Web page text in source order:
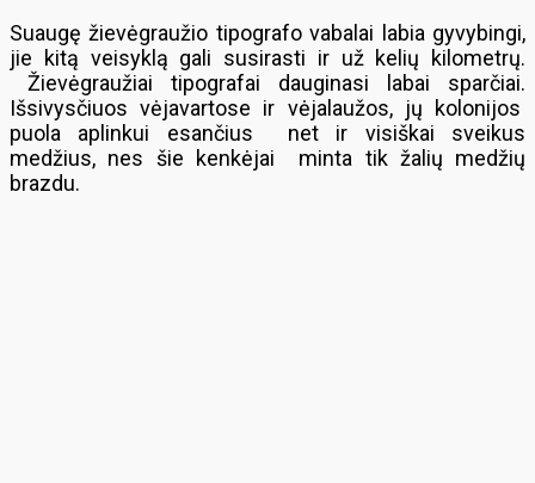
Suaugę žievėgraužio tipografo vabalai labia gyvybingi,
jie kitą veisyklą gali susirasti ir už kelių kilometrų.
Žievėgraužiai tipografai dauginasi labai sparčiai.
Išsivysčiuos vėjavartose ir vėjalaužos, jų kolonijos
puola aplinkui esančius net ir visiškai sveikus
medžius, nes šie kenkėjai minta tik žalių medžių
brazdu.